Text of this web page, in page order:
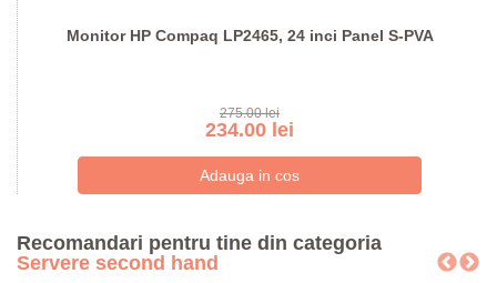
Monitor HP Compaq LP2465, 24 inci Panel S-PVA
275.00 lei
234.00 lei
Recomandari pentru tine din categoria
Servere second hand